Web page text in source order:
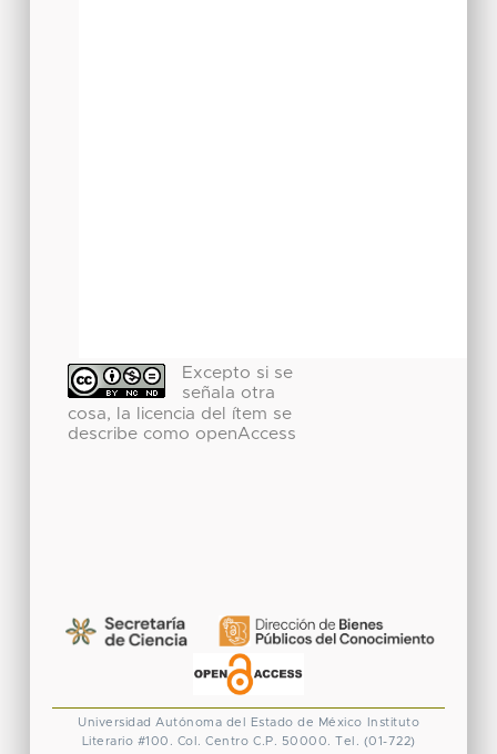
Excepto si se
señala otra
cosa, la licencia del ítem se
describe como openAccess
Universidad Autónoma del Estado de México
Instituto
Literario #100. Col. Centro C.P. 50000. Tel. (01-722)